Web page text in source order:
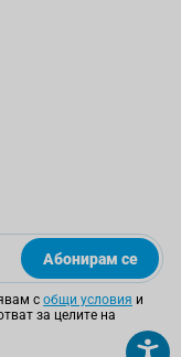
Абонирам се
с общи условия и
за целите на